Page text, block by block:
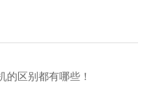
的区别都有哪些！